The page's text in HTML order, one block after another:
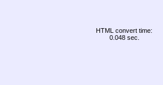
HTML convert time:
0.048 sec.